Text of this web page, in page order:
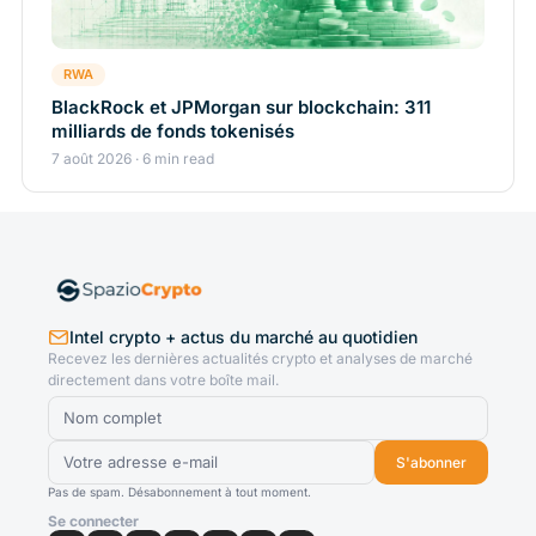
RWA
BlackRock et JPMorgan sur blockchain: 311
milliards de fonds tokenisés
7 août 2026 · 6 min read
Intel crypto + actus du marché au quotidien
Recevez les dernières actualités crypto et analyses de marché
directement dans votre boîte mail.
S'abonner
Pas de spam. Désabonnement à tout moment.
Se connecter